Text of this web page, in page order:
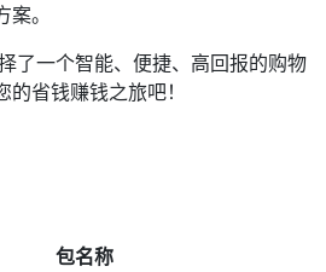
。
了一个智能、便捷、高回报的购物
省钱赚钱之旅吧！
包名称